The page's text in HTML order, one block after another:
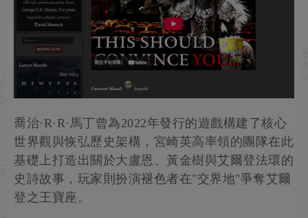
喬治·R·R·馬丁曾為2022年發行的遊戲構建了核心
世界觀與恢弘歷史架構，宮崎英高率領的團隊在此
基礎上打造出關於大盧恩、黃金樹與艾爾登法環的
史詩故事，玩家則扮演褪色者在"交界地"爭奪艾爾
登之王寶座。